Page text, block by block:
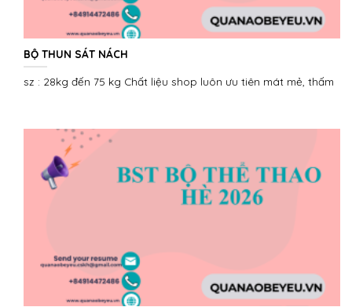
BỘ THUN SÁT NÁCH
sz : 28kg đến 75 kg Chất liệu shop luôn ưu tiên mát mẻ, thấm